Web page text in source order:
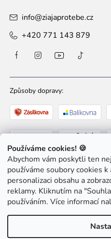
Používáme cookies! 🍪
Abychom vám poskytli ten
používáme soubory cookies
personalizaci obsahu a
reklamy. Kliknutím na
používáním. Více informací
info@ziajaprotebe.cz
+420 771 143 879
Způsoby dopravy:
Způsoby platby:
Ziaja